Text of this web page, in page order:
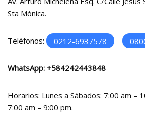
Sta Mónica.
Teléfonos: 0212-6937578 –
WhatsApp: +584242443848
Horarios: Lunes a Sábados: 7:00 am –
7:00 am – 9:00 pm.